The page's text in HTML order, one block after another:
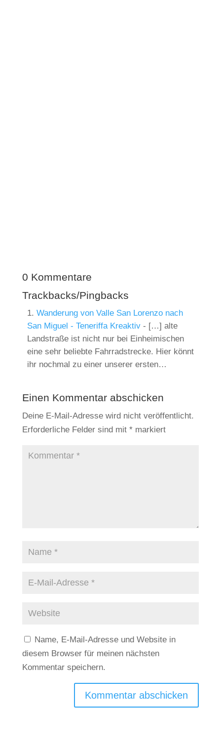
0 Kommentare
Trackbacks/Pingbacks
Wanderung von Valle San Lorenzo nach
San Miguel - Teneriffa Kreaktiv- […] alte
Landstraße ist nicht nur bei Einheimischen
eine sehr beliebte Fahrradstrecke. Hier könnt
ihr nochmal zu einer unserer ersten…
Einen Kommentar abschicken
Deine E-Mail-Adresse wird nicht veröffentlicht.
Erforderliche Felder sind mit *markiert
Name, E-Mail-Adresse und Website in
diesem Browser für meinen nächsten
Kommentar speichern.
Kommentar abschicken